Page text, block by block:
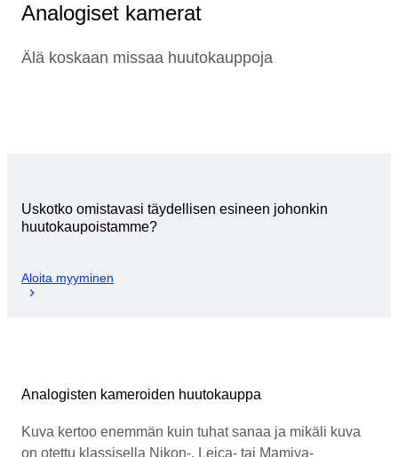
Analogiset kamerat
Älä koskaan missaa huutokauppoja
Uskotko omistavasi täydellisen esineen johonkin
huutokaupoistamme?
Aloita myyminen
Analogisten kameroiden huutokauppa
Kuva kertoo enemmän kuin tuhat sanaa ja mikäli kuva
on otettu klassisella Nikon-, Leica- tai Mamiya-